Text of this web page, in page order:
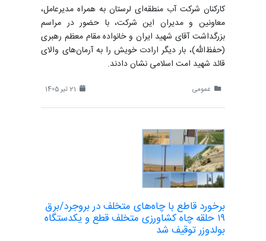
کارکنان شرکت آب منطقه‌ای لرستان به همراه مدیرعامل،
معاونین و مدیران این شرکت، با حضور در مراسم
بزرگداشت آقای شهید ایران و خانواده مقام معظم رهبری
(حفظ‌الله)، بار دیگر ارادت خویش را به آرمان‌های والای
قائد شهید امت اسلامی نشان دادند.
عمومی
برخورد قاطع با چاه‌های متخلف در بروجرد/برق
۱۹ حلقه چاه کشاورزی متخلف قطع و یکدستگاه
بولدوزر توقیف شد